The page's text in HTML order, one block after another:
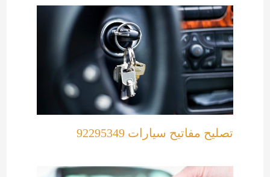
تصليح مفاتيح سيارات 92295349